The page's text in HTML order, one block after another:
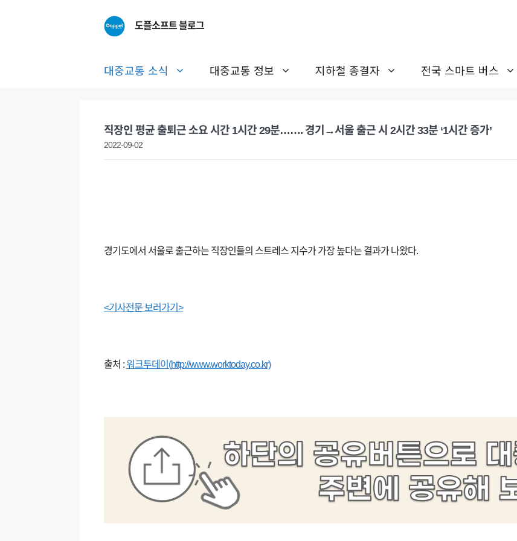
도플소프트 블로그
대중교통 소식 대중교통 정보 지하철 종결자 전국 스마트 버스
직장인 평균 출퇴근 소요 시간 1시간 29분……. 경기→서울 출근 시 2시간 33분 ‘1시간 증가’
2022-09-02
경기도에서 서울로 출근하는 직장인들의 스트레스 지수가 가장 높다는 결과가 나왔다.
<기사전문 보러가기>
출처 : 워크투데이(http://www.worktoday.co.kr)